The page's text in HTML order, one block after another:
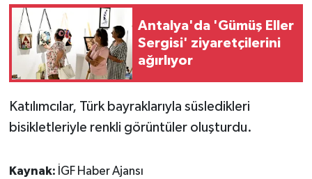
Antalya'da 'Gümüş Eller
Sergisi' ziyaretçilerini
ağırlıyor
Katılımcılar, Türk bayraklarıyla süsledikleri
bisikletleriyle renkli görüntüler oluşturdu.
Kaynak: İGF Haber Ajansı
SİYASET
SPOR
TEKNOLOJİ
YAŞAM